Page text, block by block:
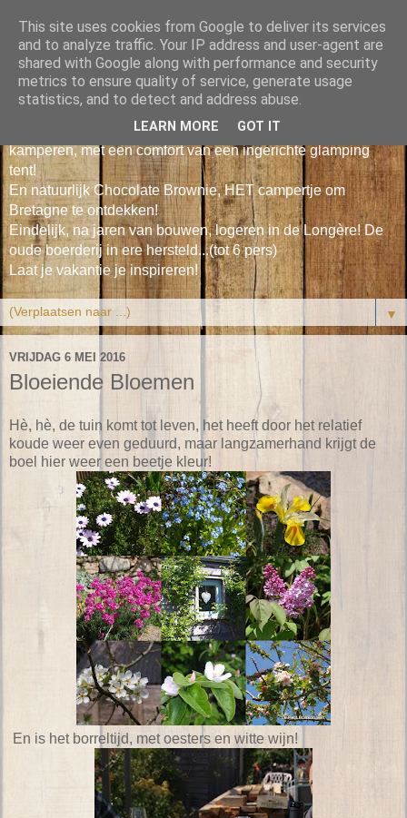
Le Petit Poisson Vert
Leuke duurzame vakantiehuisjes tussen bos & zee in Zuid
Bretagne voor 2-4 personen.
Onze Cosy Cabin, gezellig en een beetje 'vintage'
kamperen, met een comfort van een ingerichte glamping
tent!
En natuurlijk Chocolate Brownie, HET campertje om
Bretagne te ontdekken!
Eindelijk, na jaren van bouwen, logeren in de Longère! De
oude boerderij in ere hersteld...(tot 6 pers)
Laat je vakantie je inspireren!
▼
VRIJDAG 6 MEI 2016
Bloeiende Bloemen
Hè, hè, de tuin komt tot leven, het heeft door het relatief
koude weer even geduurd, maar langzamerhand krijgt de
boel hier weer een beetje kleur!
En is het borreltijd, met oesters en witte wijn!
This site uses cookies from Google to deliver its services
and to analyze traffic. Your IP address and user-agent are
shared with Google along with performance and security
metrics to ensure quality of service, generate usage
statistics, and to detect and address abuse.
LEARN MORE GOT IT